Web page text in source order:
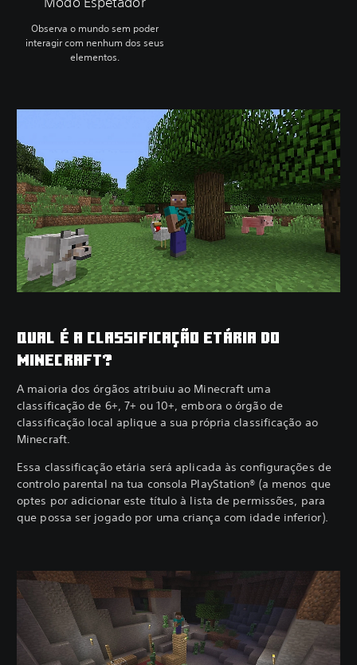
Observa o mundo sem poder
interagir com nenhum dos seus
elementos.
QUAL É A CLASSIFICAÇÃO ETÁRIA DO
MINECRAFT?
A maioria dos órgãos atribuiu ao Minecraft uma
classificação de 6+, 7+ ou 10+, embora o órgão de
classificação local aplique a sua própria classificação ao
Minecraft.
Essa classificação etária será aplicada às configurações de
controlo parental na tua consola PlayStation® (a menos que
optes por adicionar este título à lista de permissões, para
que possa ser jogado por uma criança com idade inferior).